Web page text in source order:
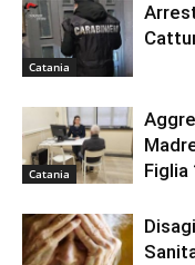
Catania
Catania
Figlia